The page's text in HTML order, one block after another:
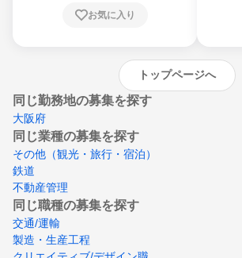
崎県、熊本県、大分県、宮崎県、鹿児島県、
お気に入り
トップページへ
同じ勤務地の募集を探す
大阪府
同じ業種の募集を探す
その他（観光・旅行・宿泊）
鉄道
不動産管理
同じ職種の募集を探す
交通/運輸
製造・生産工程